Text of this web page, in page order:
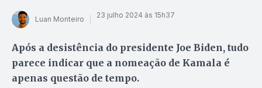
Luan Monteiro 23 julho 2024 às 15h37
Após a desistência do presidente Joe Biden, tudo
parece indicar que a nomeação de Kamala é
apenas questão de tempo.